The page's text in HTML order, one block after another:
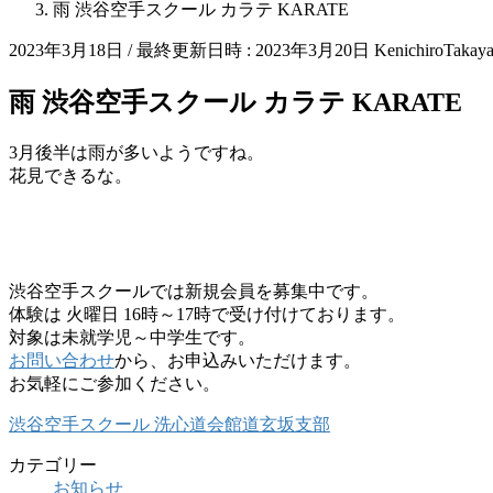
雨 渋谷空手スクール カラテ KARATE
2023年3月18日 / 最終更新日時 : 2023年3月20日
雨 渋谷空手スクール カラテ KARATE
3月後半は雨が多いようですね。
花見できるな。
渋谷空手スクールでは新規会員を募集中です。
体験は 火曜日 16時～17時で受け付けております。
対象は未就学児～中学生です。
お問い合わせから、お申込みいただけます。
お気軽にご参加ください。
渋谷空手スクール 洗心道会館道玄坂支部
カテゴリー
お知らせ